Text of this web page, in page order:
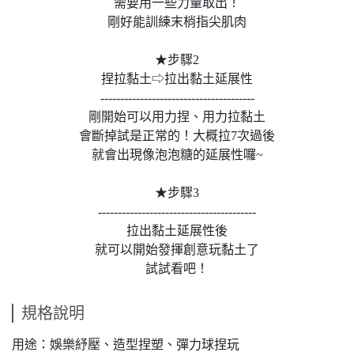
需要用一些力量取出！
剛好能訓練末梢指尖肌肉
★步驟2
捏拉黏土⇨拉出黏土延展性
---------------------------------------
剛開始可以用力捏、用力拉黏土
會斷掉試是正常的！大概拉7次過後
就會出現像泡泡糖的延展性囉~
★步驟3
----------------------------------------
拉出黏土延展性後
就可以開始發揮創意玩黏土了
試試看吧！
規格說明
用途：娛樂紓壓、造型捏塑、彈力球捏玩